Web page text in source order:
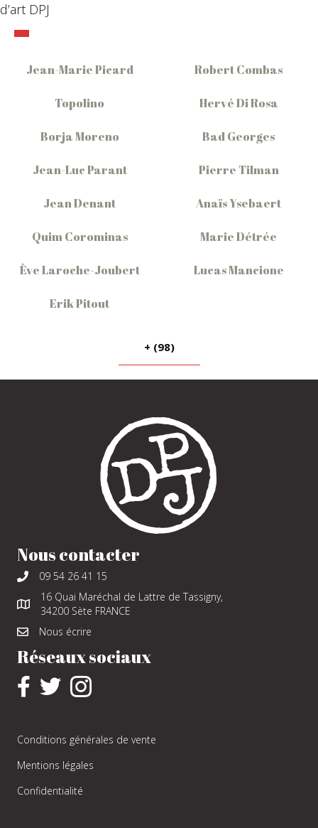
d’art DPJ
Jean-Marie Picard Robert Combas
Topolino Hervé Di Rosa
Borja Moreno Bad Georges
Jean-Luc Parant Pierre Tilman
Jean Denant Anaïs Ysebaert
Quim Corominas Marie Détrée
Ève Laroche-Joubert Lucas Mancione
Erik Pitout
+ (98)
Nous contacter
09 54 26 41 15
16 Quai Maréchal de Lattre de Tassigny,
34200 Sète FRANCE
Nous écrire
Réseaux sociaux
Conditions générales de vente
Mentions légales
Confidentialité